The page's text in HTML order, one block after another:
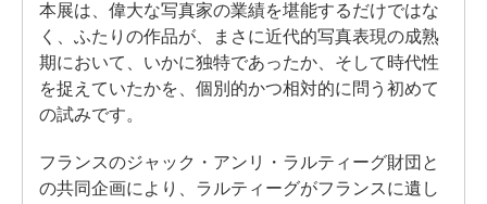
本展は、偉大な写真家の業績を堪能するだけではな
く、ふたりの作品が、まさに近代的写真表現の成熟
期において、いかに独特であったか、そして時代性
を捉えていたかを、個別的かつ相対的に問う初めて
の試みです。
フランスのジャック・アンリ・ラルティーグ財団と
の共同企画により、ラルティーグがフランスに遺し